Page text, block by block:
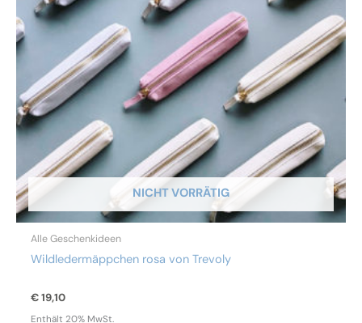
NICHT VORRÄTIG
Alle Geschenkideen
Wildledermäppchen rosa von Trevoly
€19,10
Enthält 20% MwSt.